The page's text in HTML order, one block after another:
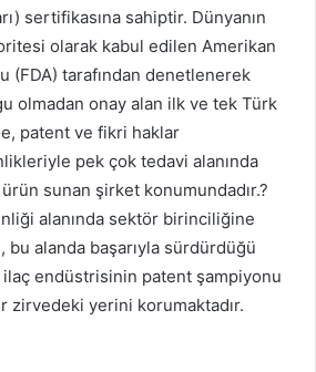
sertifikasına sahiptir. Dünyanın
olarak kabul edilen Amerikan
(FDA) tarafından denetlenerek
olmadan onay alan ilk ve tek Türk
patent ve fikri haklar
pek çok tedavi alanında
sunan şirket konumundadır.?
alanında sektör birinciliğine
bu alanda başarıyla sürdürdüğü
ilaç endüstrisinin patent şampiyonu
zirvedeki yerini korumaktadır.